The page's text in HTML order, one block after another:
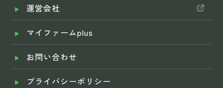
運営会社
マイファームplus
お問い合わせ
プライバシーポリシー